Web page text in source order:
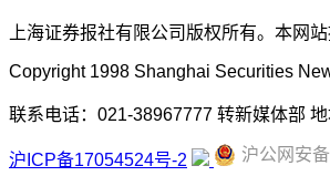
上海证券报社有限公司版权所有。本网
Copyright 1998 Shanghai Securities
联系电话：021-38967777 转新媒体部
沪ICP备17054524号-2 沪公网安